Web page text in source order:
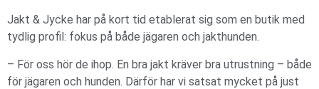
Jakt & Jycke har på kort tid etablerat sig som en butik med
tydlig profil: fokus på både jägaren och jakthunden.
– För oss hör de ihop. En bra jakt kräver bra utrustning – både
för jägaren och hunden. Därför har vi satsat mycket på just